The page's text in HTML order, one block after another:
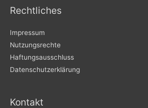
Rechtliches
Impressum
Nutzungsrechte
Haftungsausschluss
Datenschutzerklärung
Kontakt